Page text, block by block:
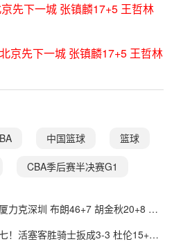
先下一城 张镇麟17+5 王哲林
京先下一城 张镇麟17+5 王哲林
中国篮球 篮球
CBA季后赛半决赛G1
力克深圳 布朗46+7 胡金秋20+8 孙
！活塞客胜骑士扳成3-3 杜伦15+11